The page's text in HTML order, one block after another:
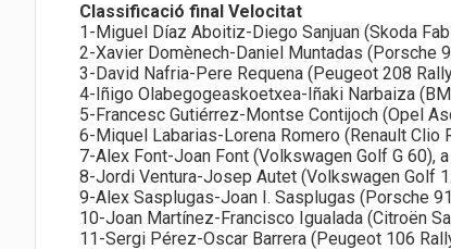
Classificació final Velocitat
1-Miguel Díaz Aboitiz-Diego Sanjuan (Skoda
2-Xavier Domènech-Daniel Muntadas (Porsche
3-David Nafria-Pere Requena (Peugeot 208
4-Iñigo Olabegogeaskoetxea-Iñaki Narbaiza
5-Francesc Gutiérrez-Montse Contijoch (Opel
6-Miquel Labarias-Lorena Romero (Renault Clio
7-Alex Font-Joan Font (Volkswagen Golf G 60),
8-Jordi Ventura-Josep Autet (Volkswagen Golf
9-Alex Sasplugas-Joan I. Sasplugas (Porsche
10-Joan Martínez-Francisco Igualada (Citroën
11-Sergi Pérez-Oscar Barrera (Peugeot 106